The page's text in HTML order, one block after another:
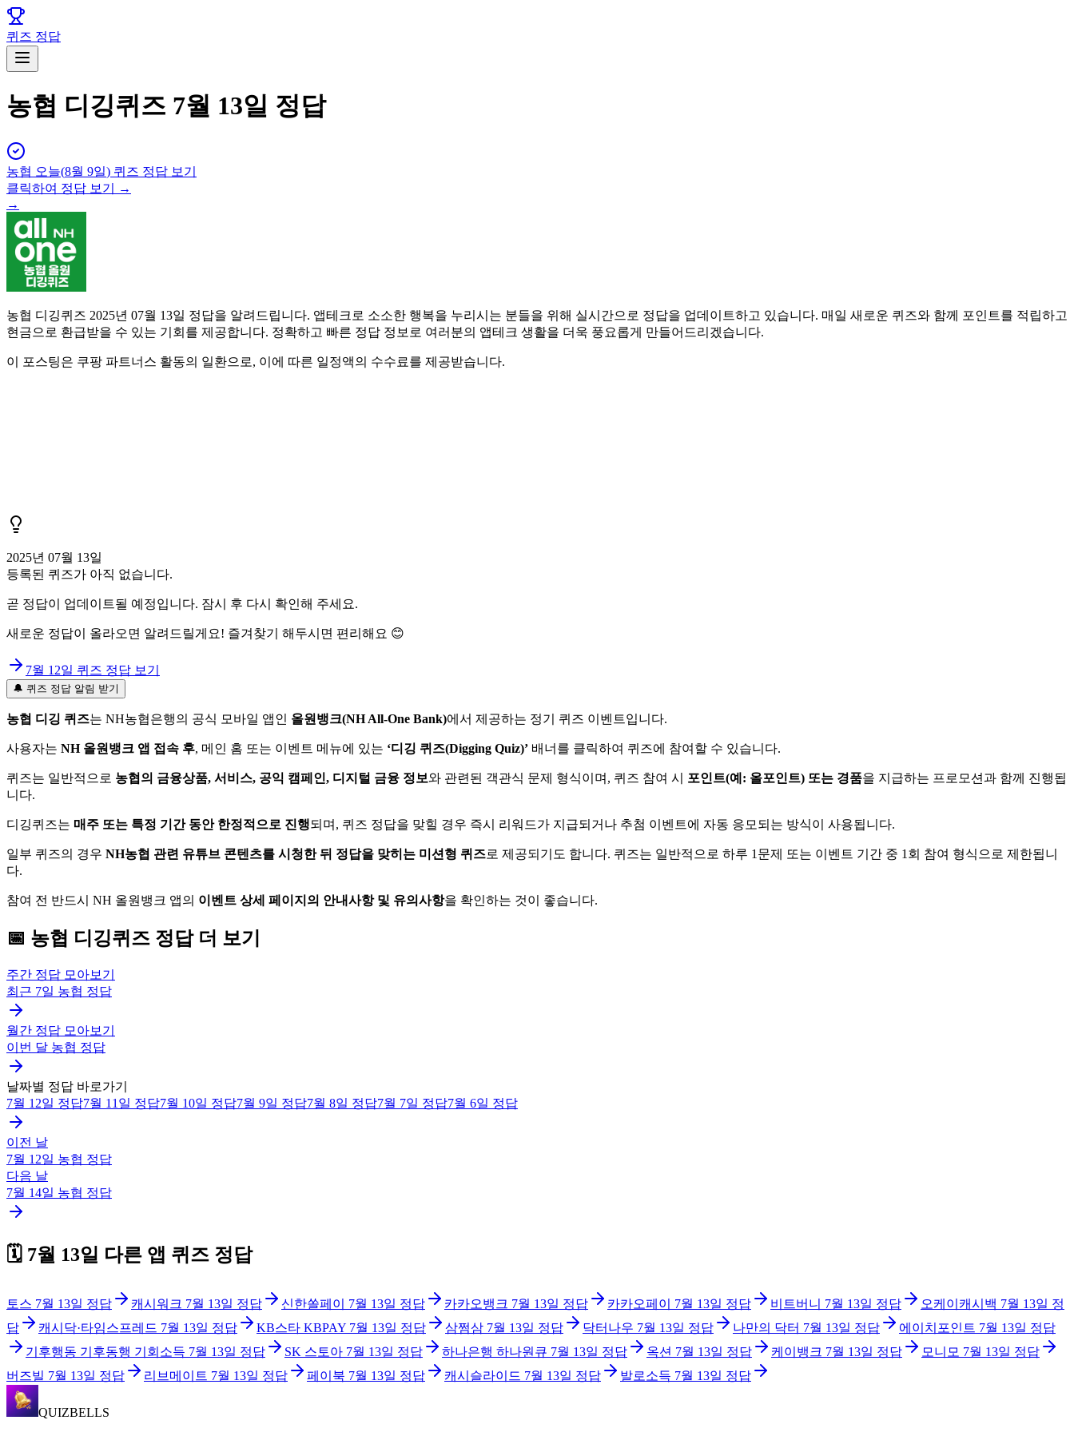
퀴즈 정답
농협 디깅퀴즈 7월 13일 정답
농협 오늘(8월 9일) 퀴즈 정답 보기
클릭하여 정답 보기 →
→
농협 디깅퀴즈 2025년 07월 13일 정답을 알려드립니다. 앱테크로 소소한 행복을 누리시는 분들을 위해 실시간으로 정답을 업데이트하고 있습니다. 매일 새로운 퀴즈와 함께 포인트를 적립하고
현금으로 환급받을 수 있는 기회를 제공합니다. 정확하고 빠른 정답 정보로 여러분의 앱테크 생활을 더욱 풍요롭게 만들어드리겠습니다.
이 포스팅은 쿠팡 파트너스 활동의 일환으로, 이에 따른 일정액의 수수료를 제공받습니다.
2025년 07월 13일
등록된 퀴즈가 아직 없습니다.
곧 정답이 업데이트될 예정입니다. 잠시 후 다시 확인해 주세요.
새로운 정답이 올라오면 알려드릴게요! 즐겨찾기 해두시면 편리해요 😊
7월 12일 퀴즈 정답 보기
🔔 퀴즈 정답 알림 받기
농협 디깅 퀴즈는 NH농협은행의 공식 모바일 앱인 올원뱅크(NH All-One Bank)에서 제공하는 정기 퀴즈 이벤트입니다.
사용자는 NH 올원뱅크 앱 접속 후, 메인 홈 또는 이벤트 메뉴에 있는 ‘디깅 퀴즈(Digging Quiz)’ 배너를 클릭하여 퀴즈에 참여할 수 있습니다.
퀴즈는 일반적으로 농협의 금융상품, 서비스, 공익 캠페인, 디지털 금융 정보와 관련된 객관식 문제 형식이며, 퀴즈 참여 시 포인트(예: 올포인트) 또는 경품을 지급하는 프로모션과 함께 진행됩
니다.
디깅퀴즈는 매주 또는 특정 기간 동안 한정적으로 진행되며, 퀴즈 정답을 맞힐 경우 즉시 리워드가 지급되거나 추첨 이벤트에 자동 응모되는 방식이 사용됩니다.
일부 퀴즈의 경우 NH농협 관련 유튜브 콘텐츠를 시청한 뒤 정답을 맞히는 미션형 퀴즈로 제공되기도 합니다. 퀴즈는 일반적으로 하루 1문제 또는 이벤트 기간 중 1회 참여 형식으로 제한됩니
다.
참여 전 반드시 NH 올원뱅크 앱의 이벤트 상세 페이지의 안내사항 및 유의사항을 확인하는 것이 좋습니다.
📅 농협 디깅퀴즈 정답 더 보기
주간 정답 모아보기
최근 7일 농협 정답
월간 정답 모아보기
이번 달 농협 정답
날짜별 정답 바로가기
7월 12일 정답7월 11일 정답7월 10일 정답7월 9일 정답7월 8일 정답7월 7일 정답7월 6일 정답
이전 날
7월 12일 농협 정답
다음 날
7월 14일 농협 정답
🗓️ 7월 13일 다른 앱 퀴즈 정답
토스 7월 13일 정답 캐시워크 7월 13일 정답 신한쏠페이 7월 13일 정답 카카오뱅크 7월 13일 정답 카카오페이 7월 13일 정답 비트버니 7월 13일 정답 오케이캐시백 7월 13일 정
답
캐시닥·타임스프레드 7월 13일 정답 KB스타 KBPAY 7월 13일 정답 삼쩜삼 7월 13일 정답 닥터나우 7월 13일 정답 나만의 닥터 7월 13일 정답 에이치포인트 7월 13일 정답
기후행동 기후동행 기회소득 7월 13일 정답 SK 스토아 7월 13일 정답 하나은행 하나원큐 7월 13일 정답 옥션 7월 13일 정답 케이뱅크 7월 13일 정답 모니모 7월 13일 정답
버즈빌 7월 13일 정답 리브메이트 7월 13일 정답 페이북 7월 13일 정답 캐시슬라이드 7월 13일 정답 발로소득 7월 13일 정답
QUIZBELLS